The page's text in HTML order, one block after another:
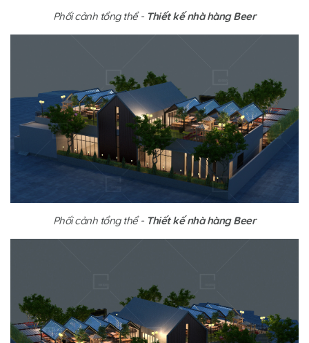
Phối cảnh tổng thể - Thiết kế nhà hàng Beer
Phối cảnh tổng thể - Thiết kế nhà hàng Beer